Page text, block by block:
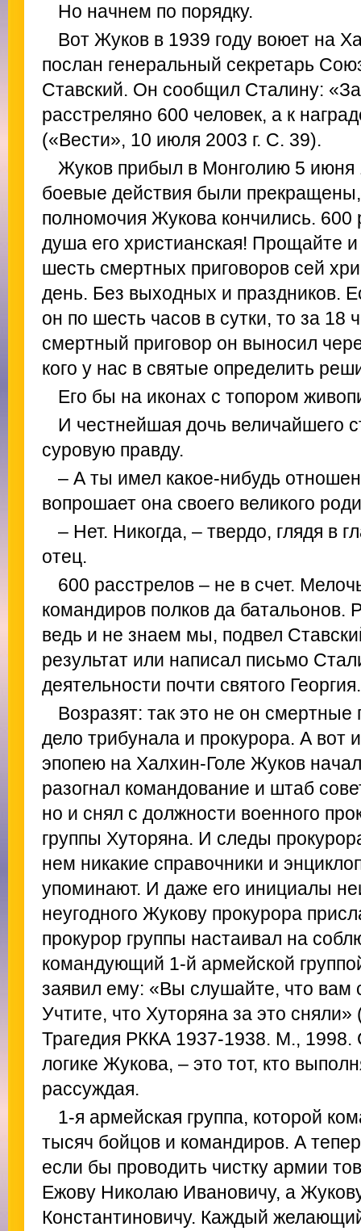
Но начнем по порядку.
Вот Жуков в 1939 году воюет на
послан генеральный секретарь
Ставский. Он сообщил Сталину:
расстреляно 600 человек, а к
(«Вести», 10 июля 2003 г. С. 39).
Жуков прибыл в Монголию 5 июня
боевые действия были
полномочия Жукова кончились. 600
душа его христианская! Прощайте
шесть смертных приговоров сей
день. Без выходных и праздников.
он по шесть часов в сутки, то за 18
смертный приговор он выносил
кого у нас в святые определить
Его бы на иконах с топором
И честнейшая дочь величайшего
суровую правду.
– А ты имел какое-нибудь
вопрошает она своего великого
– Нет. Никогда, – твердо, глядя в
отец.
600 расстрелов – не в счет.
командиров полков да батальонов.
ведь и не знаем мы, подвел
результат или написал письмо
деятельности почти святого Георгия.
Возразят: так это не он
дело трибунала и прокурора. А вот
эпопею на Халхин-Голе Жуков начал
разогнал командование и штаб
но и снял с должности военного
группы Хуторяна. И следы
нем никакие справочники и
упоминают. И даже его инициалы
неугодного Жукову прокурора
прокурор группы настаивал на
командующий 1-й армейской
заявил ему: «Вы слушайте, что вам
Учтите, что Хуторяна за это
Трагедия РККА 1937-1938. М., 1998.
логике Жукова, – это тот, кто
рассуждая.
1-я армейская группа, которой
тысяч бойцов и командиров. А
если бы проводить чистку армии
Ежову Николаю Ивановичу, а
Константиновичу. Каждый